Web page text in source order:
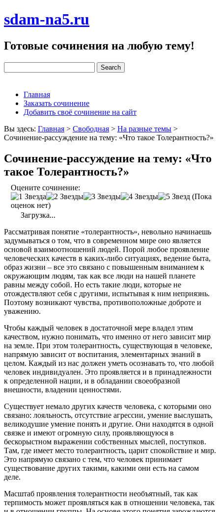
sdam-na5.ru
Готовые сочинения на любую тему!
Главная
Заказать сочинение
Добавить своё сочинение на сайт
Вы здесь: Главная > Свободная > На разные темы >
Сочинение-рассуждение на тему: «Что такое Толерантность?»
Сочинение-рассуждение на тему: «Что
такое Толерантность?»
Оцените сочинение:
(Пока
оценок нет)
Загрузка...
Рассматривая понятие «толерантность», невольно начинаешь
задумываться о том, что в современном мире оно является
основой взаимоотношений людей. Порой любое проявление
человеческих качеств в каких-либо ситуациях, ведение быта,
образ жизни – все это связано с повышенным вниманием к
окружающим людям, так как все люди на нашей планете
равны между собой. Но есть такие люди, которые не
отождествляют себя с другими, испытывая к ним неприязнь.
Поэтому возникают чувства, противоположные доброте и
уважению.
Чтобы каждый человек в достаточной мере владел этим
качеством, нужно понимать, что именно от него зависит мир
на земле. При этом толерантность, существующая в человеке,
напрямую зависит от воспитания, элементарных знаний в
целом. Каждый из нас должен уметь осознавать то, что любой
человек индивидуален. Это проявляется и в принадлежности
к определенной нации, и в обладании своеобразной
внешности, владении ценностями.
Существует немало других качеств человека, с которыми оно
связано: лояльность, отсутствие агрессии, умение выслушать,
великодушие умение понять и другие. Они находятся в одной
связке и имеют огромную силу, проявляющуюся в
бескорыстном выражении собственных мыслей, поступков.
Там, где имеет место толерантность, царит спокойствие и мир.
Это напрямую связано с тем, что человек принимает
существование других такими, какими они есть на самом
деле.
Масштаб проявления толерантности необъятный, так как
терпимость может проявляться как в отношении человека, так